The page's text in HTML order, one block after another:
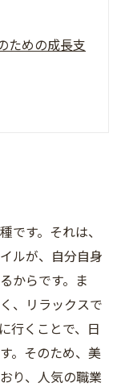
ための成長支
の魅力と
にアクセス
です。それは、
ルが、自分自身
からです。ま
、リラックスで
行くことで、日
。そのため、美
り、人気の職業